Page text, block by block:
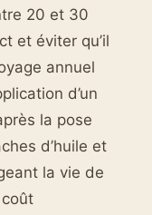
20 et 30
et éviter qu’il
annuel
d’un
la pose
d’huile et
la vie de